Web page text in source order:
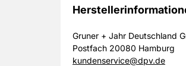
Gruner + Jahr Deutschland
Postfach 20080 Hamburg
kundenservice@dpv.de